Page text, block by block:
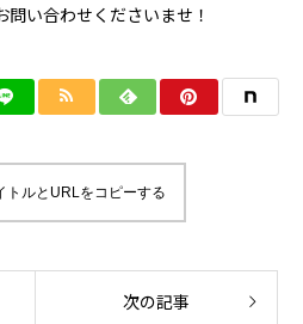
い合わせくださいませ！
トルとURLをコピーする
次の記事